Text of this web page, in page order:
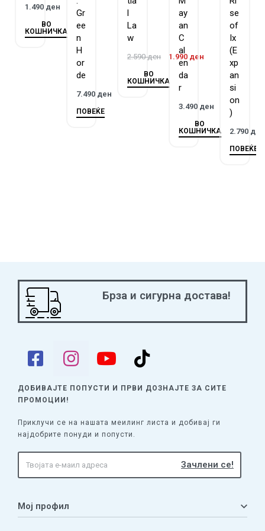
devices in the circle, you need to alter the criteria for your
search, looking for a tentacled amoeba instead of one with a
tail, for example, or an orange/red amoeba instead of a
blue/purple one. Zap!
The first player to lay her hand on the correct card collects a
token, and the first player to collect five tokens wins!
1.490 ден
ВО
КОШНИЧКА
Gr
ee
n
H
or
de
7.490 ден
ПОВЕЌЕ
La
w
2.590ден 1.990 ден
ВО
КОШНИЧКА
ay
an
C
al
en
da
r
3.490 ден
ВО
КОШНИЧКА
se
of
Ix
(E
xp
an
si
on
)
2.790 ден
ПОВЕЌЕ
Брза и сигурна достава!
ДОБИВАЈТЕ ПОПУСТИ И ПРВИ ДОЗНАЈТЕ ЗА СИТЕ
ПРОМОЦИИ!
Приклучи се на нашата меилинг листа и добивај ги
најдобрите понуди и попусти.
Мој профил